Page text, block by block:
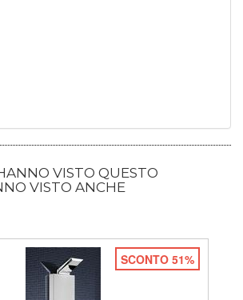
VISTO QUESTO
VISTO ANCHE
SCONTO 51%